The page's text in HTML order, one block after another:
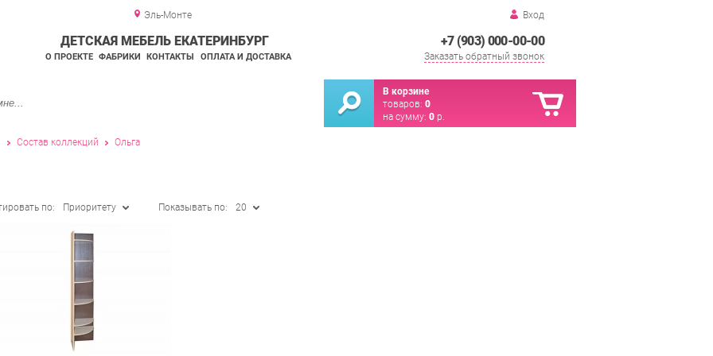
Эль-Монте Вход
+7 (903) 000-00-00
Заказать обратный звонок
ДЕТСКАЯ МЕБЕЛЬ ЕКАТЕРИНБУРГ
О ПРОЕКТЕ ФАБРИКИ КОНТАКТЫ ОПЛАТА И ДОСТАВКА
В корзине
товаров: 0
на сумму: 0 р.
Состав коллекций Ольга
по: Приоритету Показывать по: 20